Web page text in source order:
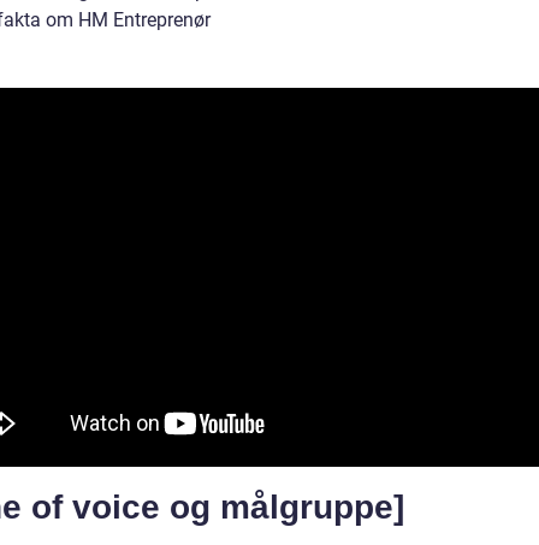
om HM Entreprenør
of voice og målgruppe]